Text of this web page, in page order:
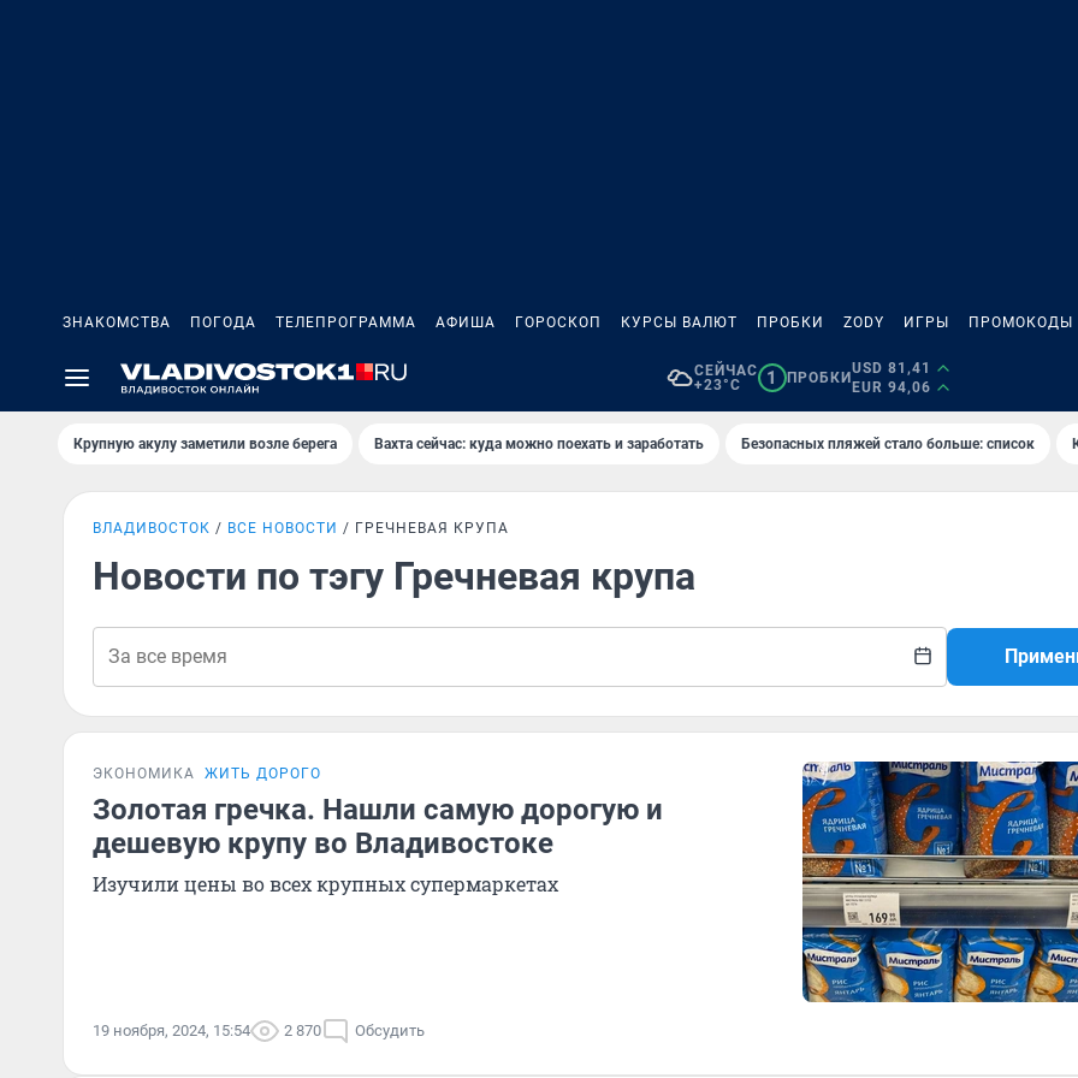
ЗНАКОМСТВА ПОГОДА ТЕЛЕПРОГРАММА АФИША ГОРОСКОП КУРСЫ ВАЛЮТ ПРОБКИ ZODY ИГРЫ ПРОМОКОДЫ
СЕЙЧАС
+23°C
1 ПРОБКИ
USD 81,41
EUR 94,06
Крупную акулу заметили возле берега Вахта сейчас: куда можно поехать и заработать Безопасных пляжей стало больше: список
ВЛАДИВОСТОК ВСЕ НОВОСТИ ГРЕЧНЕВАЯ КРУПА
Новости по тэгу Гречневая крупа
ЭКОНОМИКА ЖИТЬ ДОРОГО
Золотая гречка. Нашли самую дорогую и
дешевую крупу во Владивостоке
Изучили цены во всех крупных супермаркетах
19 ноября, 2024, 15:54 2 870 Обсудить